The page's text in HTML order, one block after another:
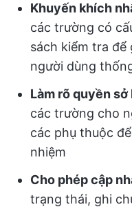
Khuyến khích
các trường có
sách kiểm tra để
người dùng
Làm rõ quyền
các trường cho
các phụ thuộc
nhiệm
Cho phép cập
trạng thái, ghi